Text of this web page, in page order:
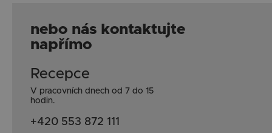
nebo nás kontaktujte
napřímo
Recepce
V pracovních dnech od 7 do 15
hodin.
+420 553 872 111